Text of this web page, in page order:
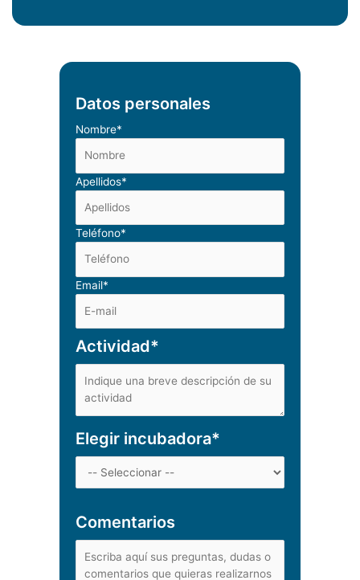
Datos personales
Nombre*
Apellidos*
Teléfono*
Email*
Actividad*
Elegir incubadora*
Comentarios